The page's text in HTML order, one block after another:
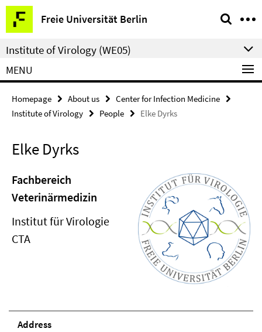
Springe
direkt
zu
Inhalt
Freie Universität Berlin
Service
Navigation
Institute of Virology (WE05)
MENU
Homepage About us
Center for Infection Medicine
Institute of Virology
People Elke Dyrks
Elke Dyrks
Fachbereich
Veterinärmedizin
Institut für Virologie
CTA
Address